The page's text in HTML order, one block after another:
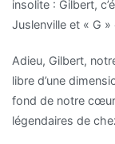
insolite : Gilbert,
Juslenville et « G
Adieu, Gilbert,
libre d’une
fond de notre
légendaires de